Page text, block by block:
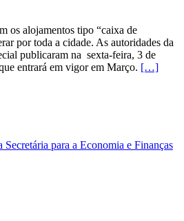
os alojamentos tipo “caixa de
por toda a cidade. As autoridades da
publicaram na sexta-feira, 3 de
entrará em vigor em Março. […]
para a Economia e Finanças